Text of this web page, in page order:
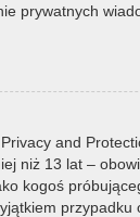
prywatnych
and
niż 13 lat –
kogoś